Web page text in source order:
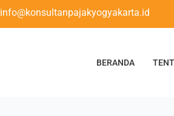
info@konsultanpajakyogyakarta.id
BERANDA